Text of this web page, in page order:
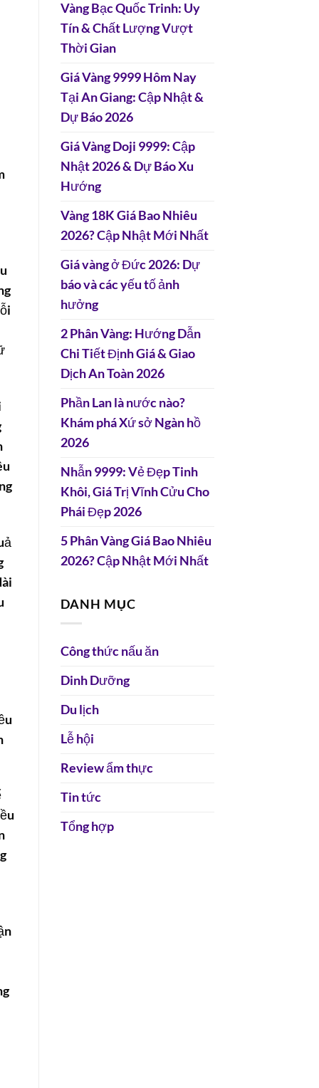
Vàng Bạc Quốc Trinh: Uy
Tín & Chất Lượng Vượt
Thời Gian
Giá Vàng 9999 Hôm Nay
Tại An Giang: Cập Nhật &
Dự Báo 2026
Giá Vàng Doji 9999: Cập
Nhật 2026 & Dự Báo Xu
Hướng
Vàng 18K Giá Bao Nhiêu
2026? Cập Nhật Mới Nhất
Giá vàng ở Đức 2026: Dự
báo và các yếu tố ảnh
hưởng
2 Phân Vàng: Hướng Dẫn
Chi Tiết Định Giá & Giao
Dịch An Toàn 2026
Phần Lan là nước nào?
Khám phá Xứ sở Ngàn hồ
2026
Nhẫn 9999: Vẻ Đẹp Tinh
Khôi, Giá Trị Vĩnh Cửu Cho
Phái Đẹp 2026
5 Phân Vàng Giá Bao Nhiêu
2026? Cập Nhật Mới Nhất
DANH MỤC
Công thức nấu ăn
Dinh Dưỡng
Du lịch
Lễ hội
Review ẩm thực
Tin tức
Tổng hợp